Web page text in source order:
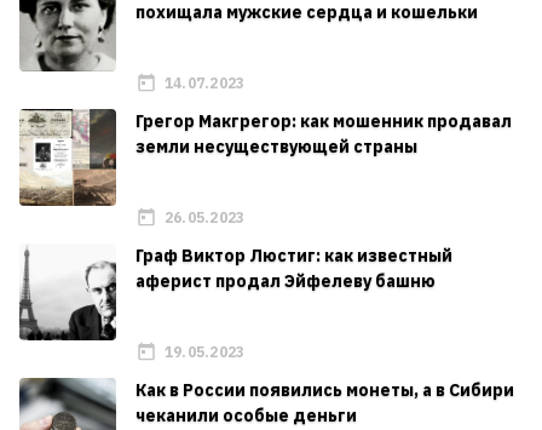
похищала мужские сердца и кошельки
14.07.2023
Грегор Макгрегор: как мошенник продавал
земли несуществующей страны
26.05.2023
Граф Виктор Люстиг: как известный
аферист продал Эйфелеву башню
19.05.2023
Как в России появились монеты, а в Сибири
чеканили особые деньги